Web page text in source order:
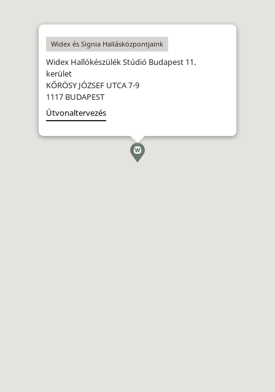
Widex és Signia Hallásközpontjaink
Widex Hallókészülék Stúdió Budapest 11.
kerület
KŐRÖSY JÓZSEF UTCA 7-9
1117 BUDAPEST
Útvonaltervezés